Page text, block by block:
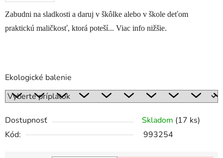
Zabudni na sladkosti a daruj v škôlke alebo v škole deťom
praktickú maličkosť, ktorá poteší... Viac info nižšie.
Ekologické balenie
Dostupnosť Skladom (17 ks)
Kód:
993254